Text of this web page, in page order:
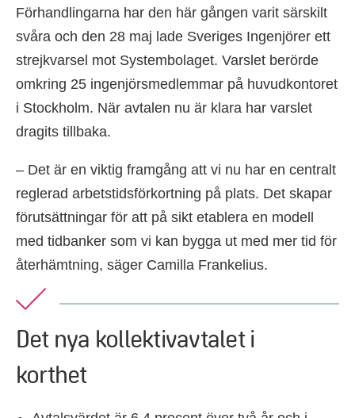
Förhandlingarna har den här gången varit särskilt
svåra och den 28 maj lade Sveriges Ingenjörer ett
strejkvarsel mot Systembolaget. Varslet berörde
omkring 25 ingenjörsmedlemmar på huvudkontoret
i Stockholm. När avtalen nu är klara har varslet
dragits tillbaka.
– Det är en viktig framgång att vi nu har en centralt
reglerad arbetstidsförkortning på plats. Det skapar
förutsättningar för att på sikt etablera en modell
med tidbanker som vi kan bygga ut med mer tid för
återhämtning, säger Camilla Frankelius.
Det nya kollektivavtalet i
korthet